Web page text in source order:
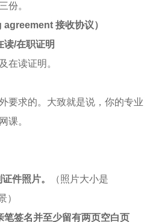
份。
agreement接收协议）
读/在职证明
在读证明。
要求的。大致就是说，你的专业
课。
件照片。
（照片大小是
）
笔签名并至少留有两页空白页